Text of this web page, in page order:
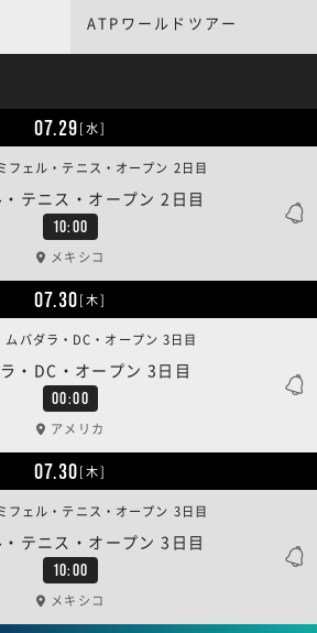
ATPワールドツアー
07.29[水]
10:00
テニス・オープン 2日目
ル・テニス・オープン 2日目
メキシコ
07.30[木]
00:00
・DC・オープン 3日目
ダラ・DC・オープン 3日目
アメリカ
07.30[木]
10:00
テニス・オープン 3日目
ル・テニス・オープン 3日目
メキシコ